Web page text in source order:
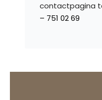
contactpagina
– 751 02 69